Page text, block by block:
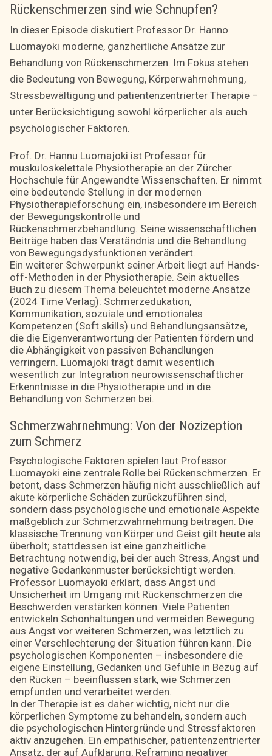
Rückenschmerzen sind wie Schnupfen?
In dieser Episode diskutiert Professor Dr. Hanno
Luomayoki moderne, ganzheitliche Ansätze zur
Behandlung von Rückenschmerzen. Im Fokus stehen
die Bedeutung von Bewegung, Körperwahrnehmung,
Stressbewältigung und patientenzentrierter Therapie –
unter Berücksichtigung sowohl körperlicher als auch
psychologischer Faktoren.
Prof. Dr. Hannu Luomajoki ist Professor für
muskuloskelettale Physiotherapie an der Zürcher
Hochschule für Angewandte Wissenschaften. Er nimmt
eine bedeutende Stellung in der modernen
Physiotherapieforschung ein, insbesondere im Bereich
der Bewegungskontrolle und
Rückenschmerzbehandlung. Seine wissenschaftlichen
Beiträge haben das Verständnis und die Behandlung
von Bewegungsdysfunktionen verändert.
Ein weiterer Schwerpunkt seiner Arbeit liegt auf Hands-
off-Methoden in der Physiotherapie. Sein aktuelles
Buch zu diesem Thema beleuchtet moderne Ansätze
(2024 Time Verlag): Schmerzedukation,
Kommunikation, sozuiale und emotionales
Kompetenzen (Soft skills) und Behandlungsansätze,
die die Eigenverantwortung der Patienten fördern und
die Abhängigkeit von passiven Behandlungen
verringern. Luomajoki trägt damit wesentlich
wesentlich zur Integration neurowissenschaftlicher
Erkenntnisse in die Physiotherapie und in die
Behandlung von Schmerzen bei.
Schmerzwahrnehmung: Von der Nozizeption
zum Schmerz
Psychologische Faktoren spielen laut Professor
Luomayoki eine zentrale Rolle bei Rückenschmerzen. Er
betont, dass Schmerzen häufig nicht ausschließlich auf
akute körperliche Schäden zurückzuführen sind,
sondern dass psychologische und emotionale Aspekte
maßgeblich zur Schmerzwahrnehmung beitragen. Die
klassische Trennung von Körper und Geist gilt heute als
überholt; stattdessen ist eine ganzheitliche
Betrachtung notwendig, bei der auch Stress, Angst und
negative Gedankenmuster berücksichtigt werden.
Professor Luomayoki erklärt, dass Angst und
Unsicherheit im Umgang mit Rückenschmerzen die
Beschwerden verstärken können. Viele Patienten
entwickeln Schonhaltungen und vermeiden Bewegung
aus Angst vor weiteren Schmerzen, was letztlich zu
einer Verschlechterung der Situation führen kann. Die
psychologischen Komponenten – insbesondere die
eigene Einstellung, Gedanken und Gefühle in Bezug auf
den Rücken – beeinflussen stark, wie Schmerzen
empfunden und verarbeitet werden.
In der Therapie ist es daher wichtig, nicht nur die
körperlichen Symptome zu behandeln, sondern auch
die psychologischen Hintergründe und Stressfaktoren
aktiv anzugehen. Ein empathischer, patientenzentrierter
Ansatz, der auf Aufklärung, Reframing negativer